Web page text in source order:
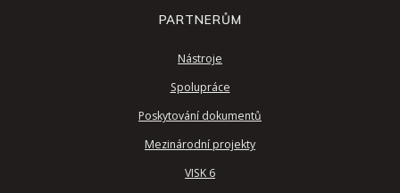
PARTNERŮM
Nástroje
Spolupráce
Poskytování dokumentů
Mezinárodní projekty
VISK 6